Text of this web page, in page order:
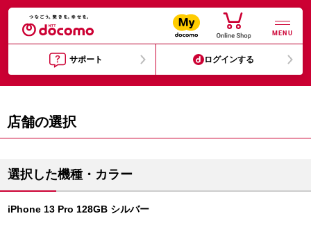
MENU
サポート ログインする
店舗の選択
選択した機種・カラー
iPhone 13 Pro 128GB シルバー